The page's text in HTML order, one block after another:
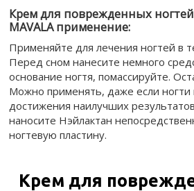
Крем для поврежденных ногтей
MAVALA применение:
Применяйте для лечения ногтей в
Перед сном нанесите немного
основание ногтя, помассируйте.
Можно применять, даже если ногти
достижения наилучших
наносите Нэйлактан
ногтевую пластину.
Крем для